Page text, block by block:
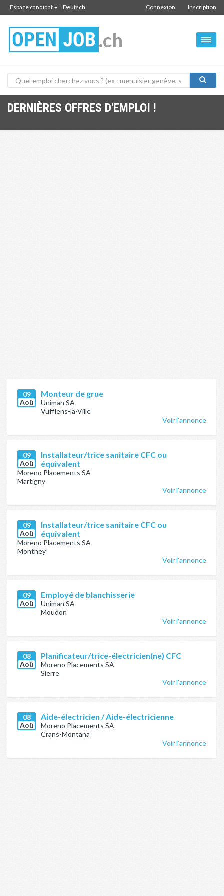
Espace candidat Deutsch Inscription
Connexion
.ch
DERNIÈRES OFFRES D'EMPLOI !
09
Aoû
Monteur de grue
Uniman SA
Vufflens-la-Ville
Voir l'annonce
09
Aoû
Installateur/trice sanitaire CFC ou
équivalent
Moreno Placements SA
Martigny
Voir l'annonce
09
Aoû
Installateur/trice sanitaire CFC ou
équivalent
Moreno Placements SA
Monthey
Voir l'annonce
09
Aoû
Employé de blanchisserie
Uniman SA
Moudon
Voir l'annonce
08
Aoû
Planificateur/trice-électricien(ne) CFC
Moreno Placements SA
Sierre
Voir l'annonce
08
Aoû
Aide-électricien / Aide-électricienne
Moreno Placements SA
Crans-Montana
Voir l'annonce